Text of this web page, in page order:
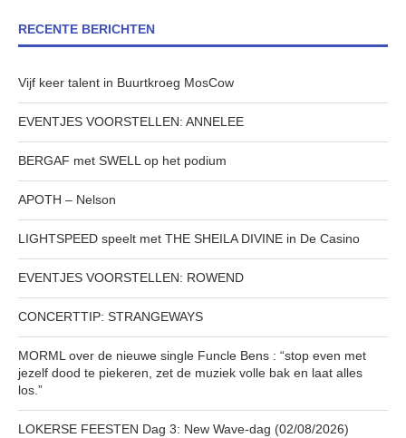
RECENTE BERICHTEN
Vijf keer talent in Buurtkroeg MosCow
EVENTJES VOORSTELLEN: ANNELEE
BERGAF met SWELL op het podium
APOTH – Nelson
LIGHTSPEED speelt met THE SHEILA DIVINE in De Casino
EVENTJES VOORSTELLEN: ROWEND
CONCERTTIP: STRANGEWAYS
MORML over de nieuwe single Funcle Bens : “stop even met
jezelf dood te piekeren, zet de muziek volle bak en laat alles
los.”
LOKERSE FEESTEN Dag 3: New Wave-dag (02/08/2026)